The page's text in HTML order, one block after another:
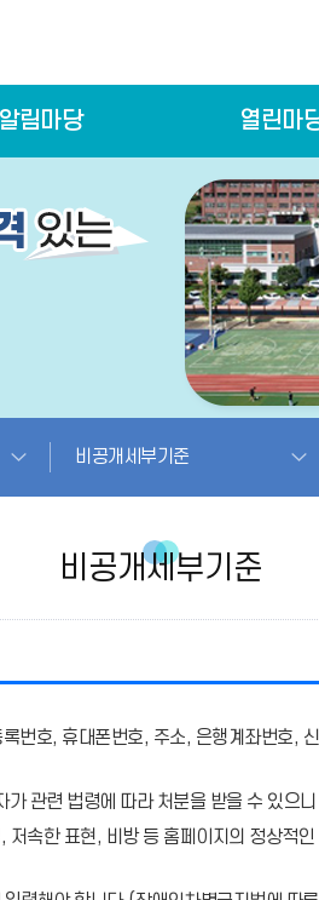
알림마당 열린마
비공개세부기준
비공개세부기준
번호, 휴대폰번호, 주소, 은행계좌번호,
가 관련 법령에 따라 처분을 받을 수 있으
속한 표현, 비방 등 홈페이지의 정상적